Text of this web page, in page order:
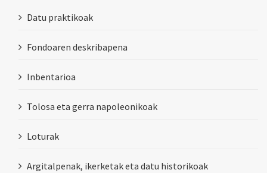
Datu praktikoak
Fondoaren deskribapena
Inbentarioa
Tolosa eta gerra napoleonikoak
Loturak
Argitalpenak, ikerketak eta datu historikoak